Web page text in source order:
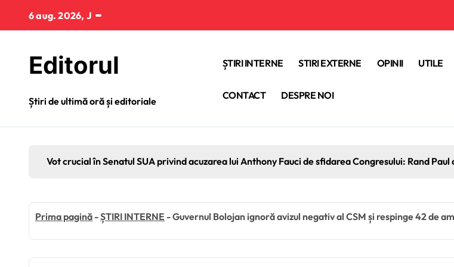
conținut
6 aug. 2026, J
Editorul
Știri de ultimă oră și editoriale
ȘTIRI INTERNE STIRI EXTERNE OPINII UTILE
CONTACT DESPRE NOI
Vot crucial în Senatul SUA privind acuzarea lui Anthony Fauci de sfidarea Congresului: Rand
Prima pagină -ȘTIRI INTERNE -Guvernul Bolojan ignoră avizul negativ al CSM și respinge 42 de